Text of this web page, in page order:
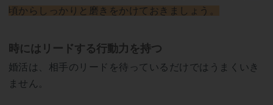
頃からしっかりと磨きをかけておきましょう。
時にはリードする行動力を持つ
婚活は、相手のリードを待っているだけではうまくいき
ません。